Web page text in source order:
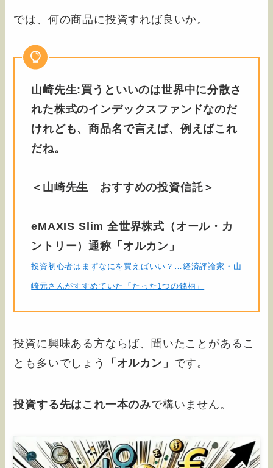
では、何の商品に投資すれば良いか。
山崎先生:買うといいのは世界中に分散さ
れた株式のインデックスファンドなのだ
けれども、商品名で言えば、例えばこれ
だね。
＜山崎先生 おすすめの投資信託＞
eMAXIS Slim 全世界株式（オール・カ
ントリー）通称「オルカン」
投資初心者はまずなにを買えばいい？…経済評論家・山
崎元さんがすすめていた「たった1つの銘柄」
投資に興味ある方ならば、聞いたことがあるこ
とも多いでしょう
「オルカン」 です。
投資する先はこれ一本のみで構いません。